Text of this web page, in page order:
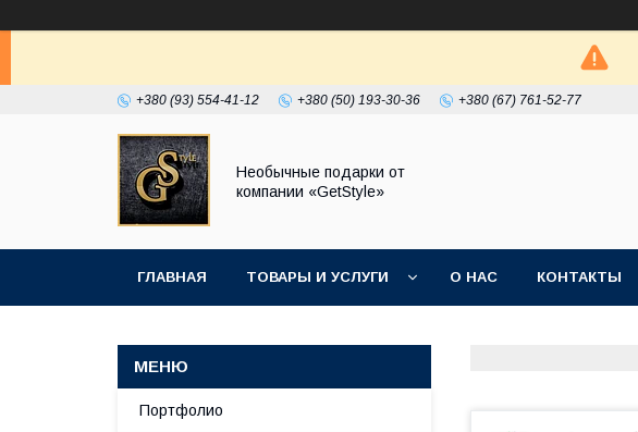
+380 (93) 554-41-12 +380 (50) 193-30-36 +380 (67) 761-52-77
Необычные подарки от
компании «GetStyle»
ГЛАВНАЯ ТОВАРЫ И УСЛУГИ О НАС КОНТАКТЫ
Портфолио